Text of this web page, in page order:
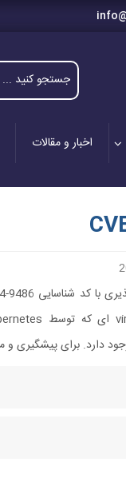
اخبار و مقالات